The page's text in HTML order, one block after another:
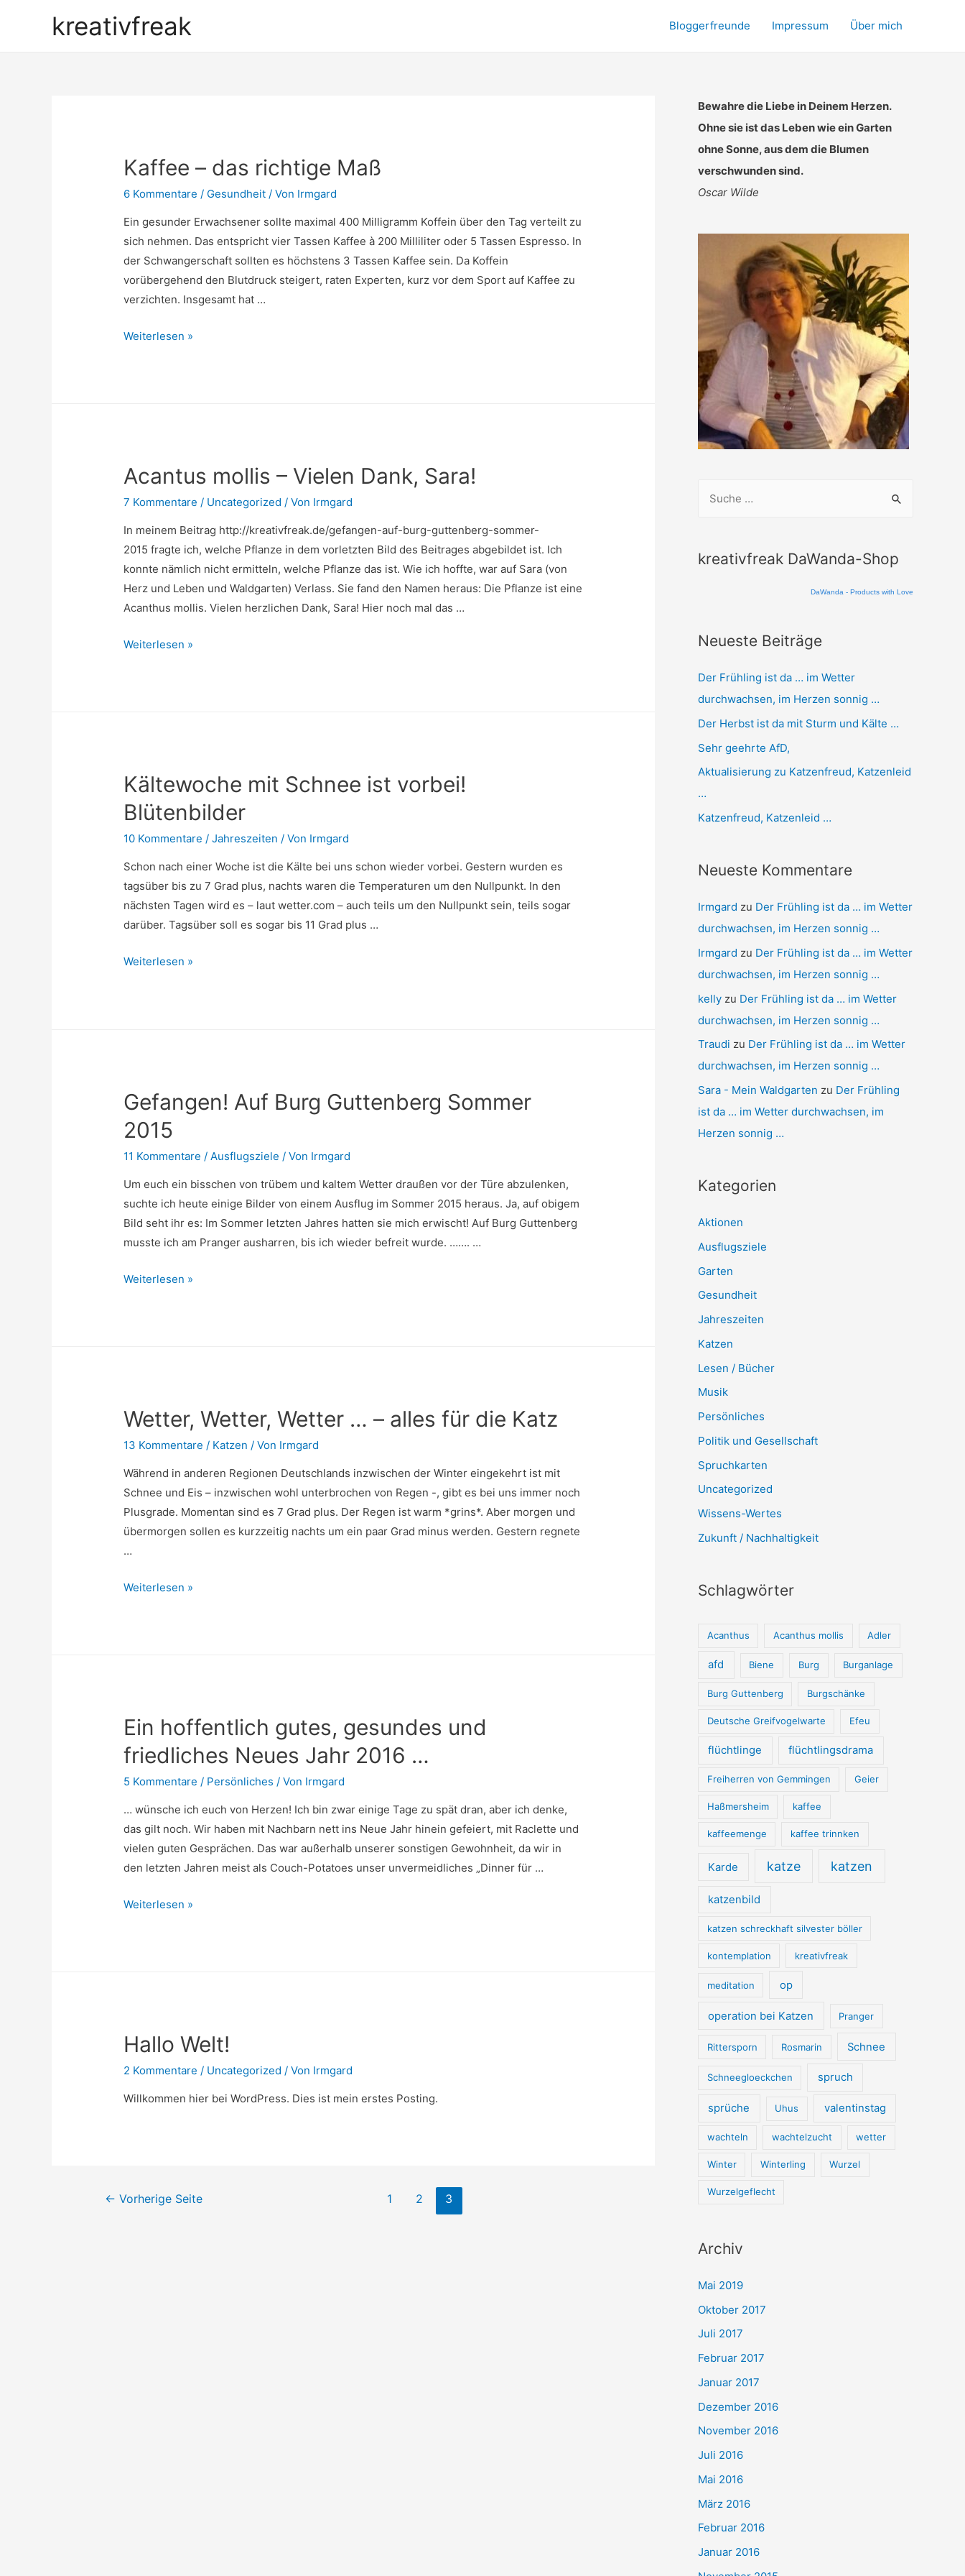
kreativfreak Bloggerfreunde Impressum Über mich
Kaffee – das richtige Maß
6 Kommentare / Gesundheit / Von Irmgard
Ein gesunder Erwachsener sollte maximal 400 Milligramm Koffein über den Tag verteilt zu
sich nehmen. Das entspricht vier Tassen Kaffee à 200 Milliliter oder 5 Tassen Espresso. In
der Schwangerschaft sollten es höchstens 3 Tassen Kaffee sein. Da Koffein
vorübergehend den Blutdruck steigert, raten Experten, kurz vor dem Sport auf Kaffee zu
verzichten. Insgesamt hat …
Kaffee
Weiterlesen »
Acantus mollis – Vielen Dank, Sara!
7 Kommentare / Uncategorized / Von Irmgard
In meinem Beitrag http://kreativfreak.de/gefangen-auf-burg-guttenberg-sommer-
2015 fragte ich, welche Pflanze in dem vorletzten Bild des Beitrages abgebildet ist. Ich
konnte nämlich nicht ermitteln, welche Pflanze das ist. Wie ich hoffte, war auf Sara (von
Herz und Leben und Waldgarten) Verlass. Sie fand den Namen heraus: Die Pflanze ist eine
Acanthus mollis. Vielen herzlichen Dank, Sara! Hier noch mal das …
Acantus
Weiterlesen »
Kältewoche mit Schnee ist vorbei!
Blütenbilder
10 Kommentare /Jahreszeiten / Von Irmgard
Schon nach einer Woche ist die Kälte bei uns schon wieder vorbei. Gestern wurden es
tagsüber bis zu 7 Grad plus, nachts waren die Temperaturen um den Nullpunkt. In den
nächsten Tagen wird es – laut wetter.com – auch teils um den Nullpunkt sein, teils sogar
darüber. Tagsüber soll es sogar bis 11 Grad plus …
Kältewoche
Weiterlesen »
Gefangen! Auf Burg Guttenberg Sommer
2015
11 Kommentare / Ausflugsziele / Von Irmgard
Um euch ein bisschen von trübem und kaltem Wetter draußen vor der Türe abzulenken,
suchte ich heute einige Bilder von einem Ausflug im Sommer 2015 heraus. Ja, auf obigem
Bild seht ihr es: Im Sommer letzten Jahres hatten sie mich erwischt! Auf Burg Guttenberg
musste ich am Pranger ausharren, bis ich wieder befreit wurde. ……. …
Gefangen!
Weiterlesen »
Wetter, Wetter, Wetter … – alles für die Katz
13 Kommentare / Katzen / Von Irmgard
Während in anderen Regionen Deutschlands inzwischen der Winter eingekehrt ist mit
Schnee und Eis – inzwischen wohl unterbrochen von Regen -, gibt es bei uns immer noch
Plusgrade. Momentan sind es 7 Grad plus. Der Regen ist warm *grins*. Aber morgen und
übermorgen sollen es kurzzeitig nachts um ein paar Grad minus werden. Gestern regnete
…
Wetter,
die
Weiterlesen »
Ein hoffentlich gutes, gesundes und
friedliches Neues Jahr 2016 …
5 Kommentare / Persönliches / Von Irmgard
… wünsche ich euch von Herzen! Ich bin zwar einige Tage zu spät dran, aber ich denke,
das gilt noch. Wir haben mit Nachbarn nett ins Neue Jahr hinein gefeiert, mit Raclette und
vielen guten Gesprächen. Das war außerhalb unserer sonstigen Gewohnheit, da wir in
den letzten Jahren meist als Couch-Potatoes unser unvermeidliches „Dinner für …
Ein
Jahr
…
Weiterlesen »
Hallo Welt!
2 Kommentare / Uncategorized / Von Irmgard
Willkommen hier bei WordPress. Dies ist mein erstes Posting.
Beitragsnavigation
← Vorherige Seite 1 2 3
Bewahre die Liebe in Deinem Herzen.
Ohne sie ist das Leben wie ein Garten
ohne Sonne, aus dem die Blumen
verschwunden sind.
Oscar Wilde
h
a
h
:
kreativfreak DaWanda-Shop
DaWanda - Products with Love
Neueste Beiträge
Der Frühling ist da … im Wetter
durchwachsen, im Herzen sonnig …
Der Herbst ist da mit Sturm und Kälte …
Sehr geehrte AfD,
Aktualisierung zu Katzenfreud, Katzenleid
…
Katzenfreud, Katzenleid …
Neueste Kommentare
Irmgard zu Der Frühling ist da … im Wetter
durchwachsen, im Herzen sonnig …
Irmgard zu Der Frühling ist da … im Wetter
durchwachsen, im Herzen sonnig …
kelly zu Der Frühling ist da … im Wetter
durchwachsen, im Herzen sonnig …
Traudi zu Der Frühling ist da … im Wetter
durchwachsen, im Herzen sonnig …
Sara - Mein Waldgarten zu Der Frühling
ist da … im Wetter durchwachsen, im
Herzen sonnig …
Kategorien
Aktionen
Ausflugsziele
Garten
Gesundheit
Jahreszeiten
Katzen
Lesen / Bücher
Musik
Persönliches
Politik und Gesellschaft
Spruchkarten
Uncategorized
Wissens-Wertes
Zukunft / Nachhaltigkeit
Schlagwörter
Acanthus Acanthus mollis Adler
afd Biene Burg Burganlage
Burg Guttenberg Burgschänke
Deutsche Greifvogelwarte Efeu
flüchtlinge flüchtlingsdrama
Freiherren von Gemmingen Geier
Haßmersheim kaffee
kaffeemenge kaffee trinnken
Karde katze katzen
katzenbild
katzen schreckhaft silvester böller
kontemplation kreativfreak
meditation op
operation bei Katzen Pranger
Rittersporn Rosmarin Schnee
Schneegloeckchen spruch
sprüche Uhus valentinstag
wachteln wachtelzucht wetter
Winter Winterling Wurzel
Wurzelgeflecht
Archiv
Mai 2019
Oktober 2017
Juli 2017
Februar 2017
Januar 2017
Dezember 2016
November 2016
Juli 2016
Mai 2016
März 2016
Februar 2016
Januar 2016